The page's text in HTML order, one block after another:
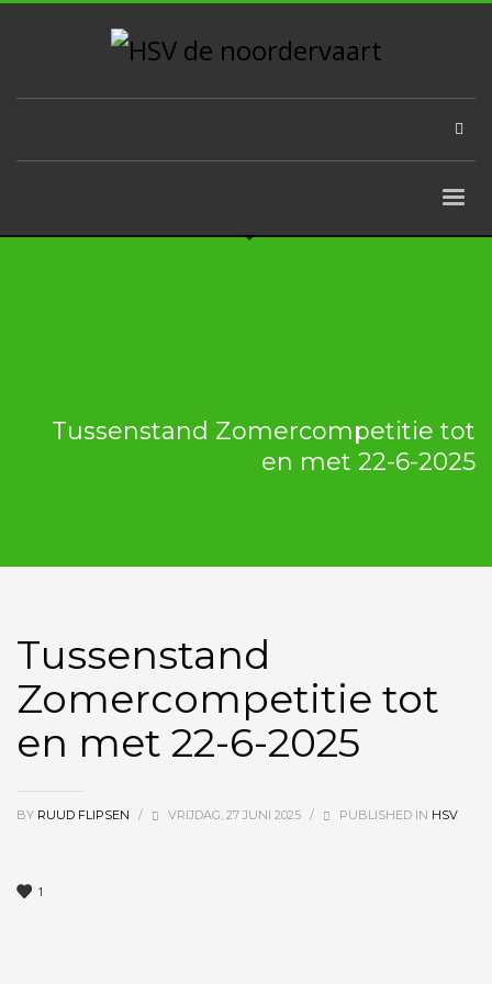
Tussenstand Zomercompetitie tot
en met 22-6-2025
Tussenstand
Zomercompetitie tot
en met 22-6-2025
BY RUUD FLIPSEN / VRIJDAG, 27 JUNI 2025 / PUBLISHED IN HSV
1